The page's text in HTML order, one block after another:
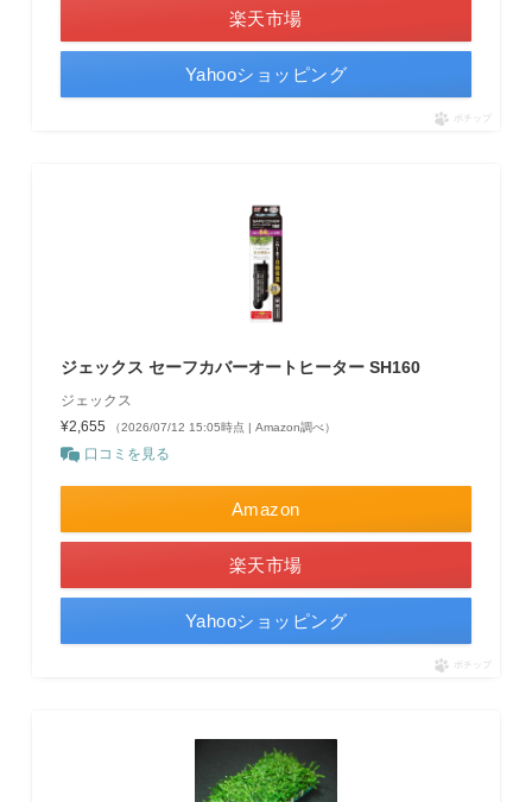
楽天市場
Yahooショッピング
ポチップ
ジェックス セーフカバーオートヒーター SH160
ジェックス
¥2,655
（2026/07/12 15:05時点 | Amazon調べ）
口コミを見る
Amazon
楽天市場
Yahooショッピング
ポチップ